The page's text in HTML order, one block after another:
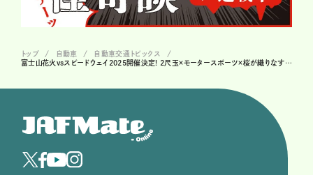
トップ 自動車
自動車交通トピックス
富士山花火vsスピードウェイ2025開催決定! 2尺玉×モータースポーツ×桜が織りなす絶景!